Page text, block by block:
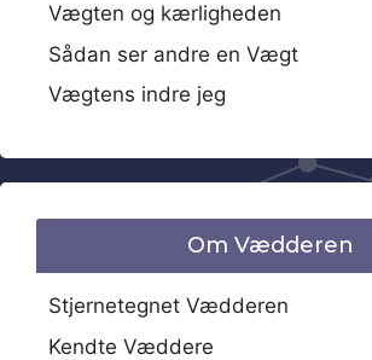
Vægten og kærligheden
Sådan ser andre en Vægt
Vægtens indre jeg
Om Vædderen
Stjernetegnet Vædderen
Kendte Væddere